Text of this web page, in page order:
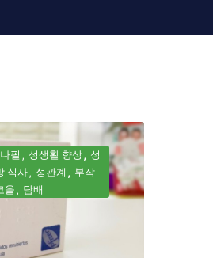
필 성생활 향상
성
식사 성관계
부작
올 담배